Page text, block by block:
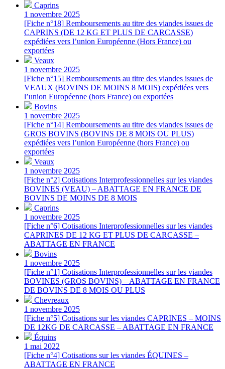
Caprins
1 novembre 2025
[Fiche n°18] Remboursements au titre des viandes issues de
CAPRINS (DE 12 KG ET PLUS DE CARCASSE)
expédiées vers l’union Européenne (Hors France) ou
exportées
Veaux
1 novembre 2025
[Fiche n°15] Remboursements au titre des viandes issues de
VEAUX (BOVINS DE MOINS 8 MOIS) expédiées vers
l’union Européenne (hors France) ou exportées
Bovins
1 novembre 2025
[Fiche n°14] Remboursements au titre des viandes issues de
GROS BOVINS (BOVINS DE 8 MOIS OU PLUS)
expédiées vers l’union Européenne (hors France) ou
exportées
Veaux
1 novembre 2025
[Fiche n°2] Cotisations Interprofessionnelles sur les viandes
BOVINES (VEAU) – ABATTAGE EN FRANCE DE
BOVINS DE MOINS DE 8 MOIS
Caprins
1 novembre 2025
[Fiche n°6] Cotisations Interprofessionnelles sur les viandes
CAPRINES DE 12 KG ET PLUS DE CARCASSE –
ABATTAGE EN FRANCE
Bovins
1 novembre 2025
[Fiche n°1] Cotisations Interprofessionnelles sur les viandes
BOVINES (GROS BOVINS) – ABATTAGE EN FRANCE
DE BOVINS DE 8 MOIS OU PLUS
Chevreaux
1 novembre 2025
[Fiche n°5] Cotisations sur les viandes CAPRINES – MOINS
DE 12KG DE CARCASSE – ABATTAGE EN FRANCE
Équins
1 mai 2022
[Fiche n°4] Cotisations sur les viandes ÉQUINES –
ABATTAGE EN FRANCE